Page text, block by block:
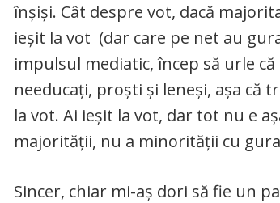
înșiși. Cât despre vot, dacă
ieșit la vot (dar care pe net au
impulsul mediatic, încep să urle
needucați, proști și leneși, așa că
la vot. Ai ieșit la vot, dar tot nu e
majorității, nu a minorității cu
Sincer, chiar mi-aș dori să fie un